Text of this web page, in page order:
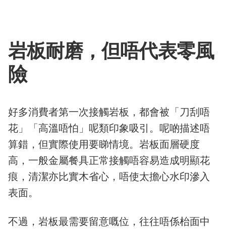
岩板耐磨，但唔代表零風
險
好多消費者第一次接觸岩板，都會被「刀刮唔
花」「高溫唔怕」呢類印象吸引。呢啲描述唔
算錯，但實際使用要睇情境。岩板面層硬度
高，一般金屬餐具正常接觸唔容易造成明顯花
痕，清潔亦比實木省心，唔使太擔心水印滲入
表面。
不過，岩板最需要留意嘅位，往往唔係枱面中